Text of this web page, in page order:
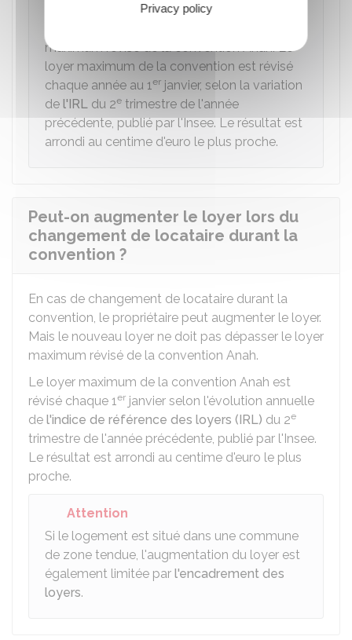
maximum révisé de la convention Anah. Le
loyer maximum de la convention est révisé
chaque année au 1er janvier, selon la variation
de l'IRL du 2e trimestre de l'année
précédente, publié par l'Insee. Le résultat est
arrondi au centime d'euro le plus proche.
Peut-on augmenter le loyer lors du
changement de locataire durant la
convention ?
En cas de changement de locataire durant la
convention, le propriétaire peut augmenter le loyer.
Mais le nouveau loyer ne doit pas dépasser le loyer
maximum révisé de la convention Anah.
Le loyer maximum de la convention Anah est
révisé chaque 1er janvier selon l'évolution annuelle
de l'indice de référence des loyers (IRL) du 2e
trimestre de l'année précédente, publié par l'Insee.
Le résultat est arrondi au centime d'euro le plus
proche.
Attention
Si le logement est situé dans une commune
de zone tendue, l'augmentation du loyer est
également limitée par l'encadrement des
loyers.
Privacy policy